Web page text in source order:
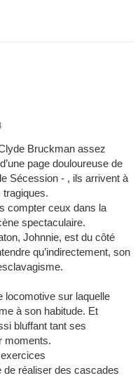
Bruckman assez
page douloureuse de
Sécession - , ils arrivent à
compter ceux dans la
spectaculaire.
Johnnie, est du côté
qu’indirectement, son
locomotive sur laquelle
à son habitude. Et
bluffant tant ses
moments.
de réaliser des cascades